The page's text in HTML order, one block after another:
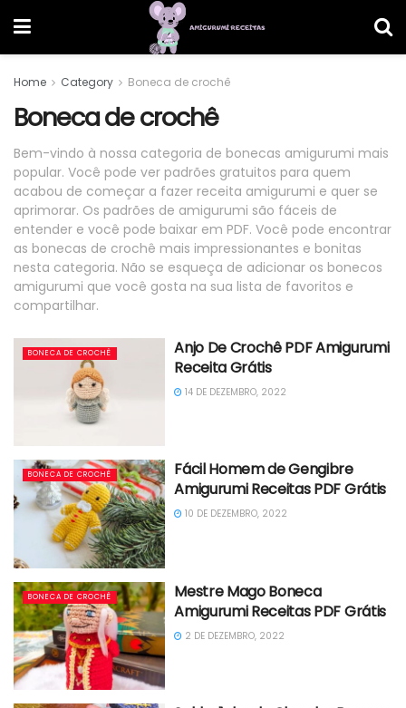
Home Category Boneca de crochê
Boneca de crochê
Bem-vindo à nossa categoria de bonecas amigurumi mais
popular. Você pode ver padrões gratuitos para quem
acabou de começar a fazer receita amigurumi e quer se
aprimorar. Os padrões de amigurumi são fáceis de
entender e você pode baixar em PDF. Você pode encontrar
as bonecas de crochê mais impressionantes e bonitas
nesta categoria. Não se esqueça de adicionar os bonecos
amigurumi que você gosta na sua lista de favoritos e
compartilhar.
BONECA DE CROCHÊ
Anjo De Crochê PDF Amigurumi
Receita Grátis
14 DE DEZEMBRO, 2022
BONECA DE CROCHÊ
Fácil Homem de Gengibre
Amigurumi Receitas PDF Grátis
10 DE DEZEMBRO, 2022
BONECA DE CROCHÊ
Mestre Mago Boneca
Amigurumi Receitas PDF Grátis
2 DE DEZEMBRO, 2022